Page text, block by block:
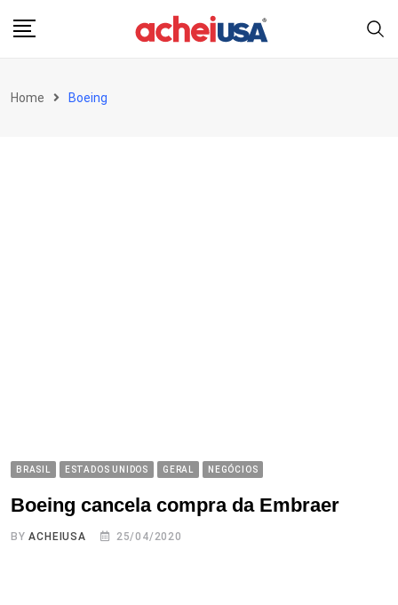
Home Boeing
BRASIL ESTADOS UNIDOS GERAL NEGÓCIOS
Boeing cancela compra da Embraer
BYACHEIUSA 25/04/2020